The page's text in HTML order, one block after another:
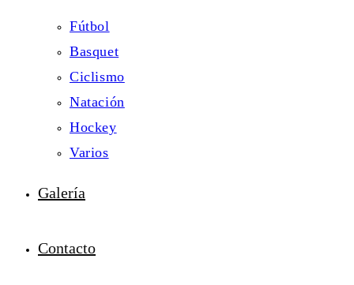
Fútbol
Basquet
Ciclismo
Natación
Hockey
Varios
Galería
Contacto